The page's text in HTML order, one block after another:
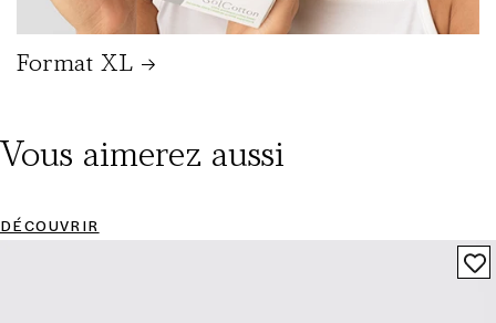
Format XL
Vous aimerez aussi
DÉCOUVRIR